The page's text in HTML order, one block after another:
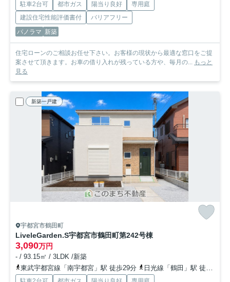
駐車2台可 都市ガス 陽当り良好
専用庭
建設住宅性能評価書付
バリアフリー
パノラマ 新築
住宅ローンのご相談お任せ下さい。お客様の現状から最適な窓口をご提
案させて頂きます。お車の借り入れが残っている方や、毎月の... もっと
見る
新築一戸建
宇都宮市鶴田町
LiveleGarden.S宇都宮市鶴田町第242号棟
3,090万円
- / 93.15㎡ / 3LDK /新築
東武宇都宮線「南宇都宮」駅 徒歩29分
日光線「鶴田」駅 徒歩25分